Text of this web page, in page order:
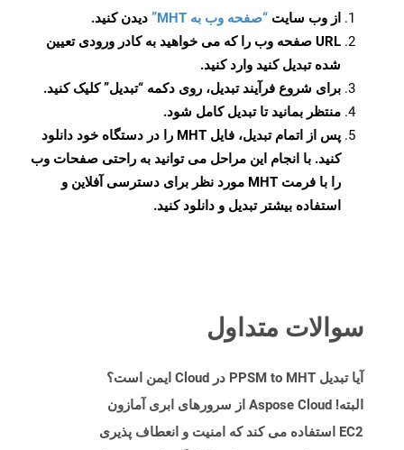
از وب سایت “صفحه وب به MHT”
دیدن کنید.
URL صفحه وب را که می خواهید به کادر ورودی تعیین
شده تبدیل کنید وارد کنید.
برای شروع فرآیند تبدیل، روی دکمه “تبدیل” کلیک کنید.
منتظر بمانید تا تبدیل کامل شود.
پس از اتمام تبدیل، فایل MHT را در دستگاه خود دانلود
کنید. با انجام این مراحل می توانید به راحتی صفحات وب
را با فرمت MHT مورد نظر برای دسترسی آفلاین و
استفاده بیشتر تبدیل و دانلود کنید.
سوالات متداول
آیا تبدیل PPSM to MHT در Cloud ایمن است؟
البته! Aspose Cloud از سرورهای ابری آمازون
EC2 استفاده می کند که امنیت و انعطاف پذیری